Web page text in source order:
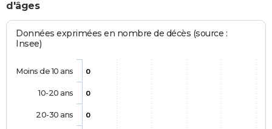
d'âges
Données exprimées en nombre de décès (source :
Insee)
0
0
0
Moins de 10 ans
10-20 ans
20-30 ans